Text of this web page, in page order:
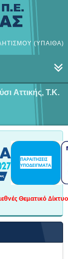
(ΥΠΑΙΘΑ)
Αττικής, Τ.Κ.
Θεματικό